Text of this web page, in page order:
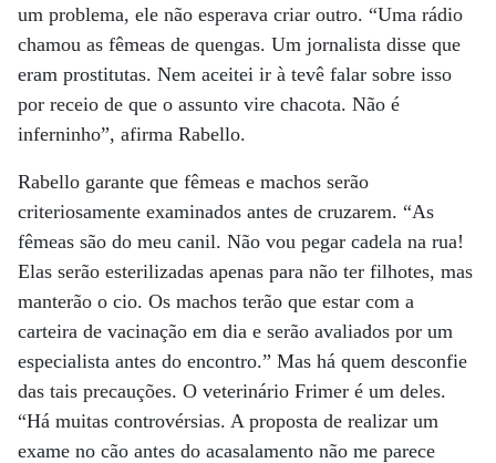
um problema, ele não esperava criar outro. “Uma rádio
chamou as fêmeas de quengas. Um jornalista disse que
eram prostitutas. Nem aceitei ir à tevê falar sobre isso
por receio de que o assunto vire chacota. Não é
inferninho”, afirma Rabello.
Rabello garante que fêmeas e machos serão
criteriosamente examinados antes de cruzarem. “As
fêmeas são do meu canil. Não vou pegar cadela na rua!
Elas serão esterilizadas apenas para não ter filhotes, mas
manterão o cio. Os machos terão que estar com a
carteira de vacinação em dia e serão avaliados por um
especialista antes do encontro.” Mas há quem desconfie
das tais precauções. O veterinário Frimer é um deles.
“Há muitas controvérsias. A proposta de realizar um
exame no cão antes do acasalamento não me parece